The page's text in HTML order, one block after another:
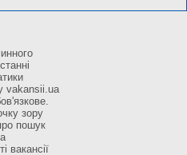
vakansii.ua
зору
пошук
вакансії